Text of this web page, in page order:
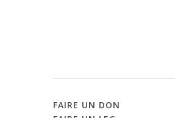
FAIRE UN DON